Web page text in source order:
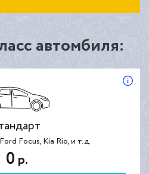
автомбиля:
Focus, Kia Rio, и т.д.
0 р.